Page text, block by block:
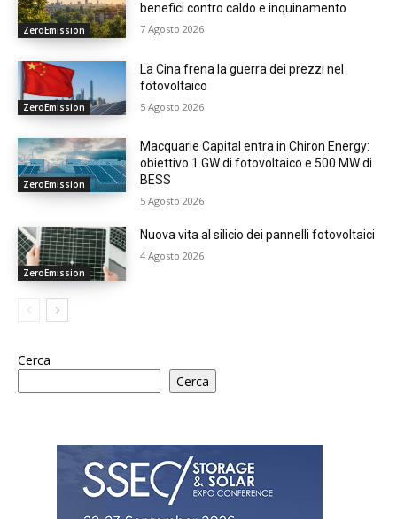
ZeroEmission
benefici contro caldo e inquinamento
7 Agosto 2026
ZeroEmission
La Cina frena la guerra dei prezzi nel
fotovoltaico
5 Agosto 2026
ZeroEmission
Macquarie Capital entra in Chiron Energy:
obiettivo 1 GW di fotovoltaico e 500 MW di
BESS
5 Agosto 2026
ZeroEmission
Nuova vita al silicio dei pannelli fotovoltaici
4 Agosto 2026
Cerca
Cerca